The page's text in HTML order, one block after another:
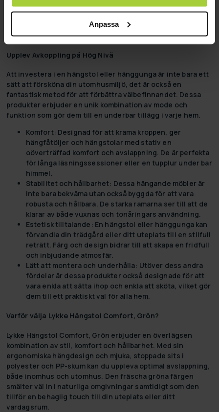
Anpassa
ner i vår kollektion och hitta allt du behöver för att ta ditt
hem in i framtiden. Med Lykke är ditt nästa projekt inte bara
en uppgift; det är en möjlighet att innovera ditt utrymme
och förenkla ditt liv.
Upplev Avkoppling på Hög Nivå
Att investera i en hängstol eller hänggunga är inte bara ett
sätt att försköna din utomhusmiljö, det är också en
fantastisk metod för att förbättra välbefinnandet. Dessa
produkter erbjuder en unik kombination av mode och
funktion som gör dem till en underbar tillägg i varje hem.
Komfort: Designad för att krama kroppen, ger
hängfåtöljer och hängstolar med stativ en
oöverträffad komfort och avslappning. De är perfekta
för långa läsningssessioner eller en tupplur under bar
himmel.
Stabilitet och hållbarhet: Dessa hängande möbler är
inte bara bekväma utan också byggda för att vara
robusta och hållbara. De starka ramarna ser till att de
klarar av både vuxnas och tonåringars användning.
Estetisk tilltalande: En hängstol eller hänggunga kan
förvandla din trädgård eller ditt uteplats till en stilfull
reträtt. Färg och design bidrar till att skapa en fridfull
och inbjudande atmosfär.
Lätt att montera och underhålla: Utöver dess andra
fördelar är dessa produkter också designade för att
vara enkla att sätta ihop och enkla att sköta, vilket gör
dem till ett praktiskt val för alla hem.
Varför välja Lykke Hängstol Comfort, Grön?
Lykke Hängstol Comfort, Grön erbjuder en överlägsen
kombination av stil, komfort och hållbarhet. Med sin
ergonomiska hängdesign och mjuka, stoppade sits i
polyester och PP-skum kan du uppleva optimal avslappning,
både inomhus och utomhus. Den fräscha gröna färgen
smälter väl in i naturliga omgivningar samtidigt som den
tillför en behaglig touch till din uteplats eller ditt
vardagsrum.